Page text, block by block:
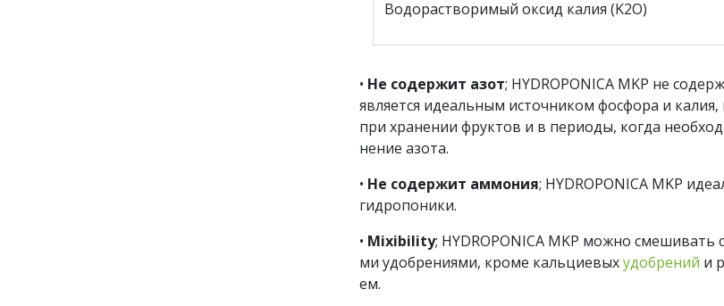
Водорастворимый оксид калия (K2O)
• Не содержит азот; HYDROPONICA MKP не
является идеальным источником фосфора и
при хранении фруктов и в периоды, когда
нение азота.
• Не содержит аммония; HYDROPONICA MKP
гидропоники.
• Mixibility; HYDROPONICA MKP можно
ми удобрениями, кроме кальциевыхудобрений и
ем.